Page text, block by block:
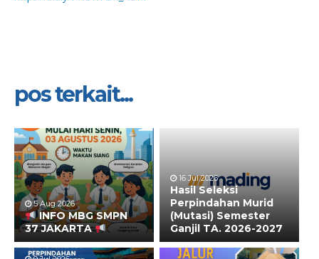
pos terkait...
5 Aug 2026
INFO MBG SMPN
37 JAKARTA
16 Jul 2026
Hasil Seleksi
Perpindahan Murid
(Mutasi) Semester
Ganjil TA. 2026-2027